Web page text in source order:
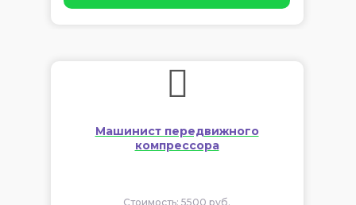
Машинист передвижного
компрессора
Стоимость: 5500 руб.